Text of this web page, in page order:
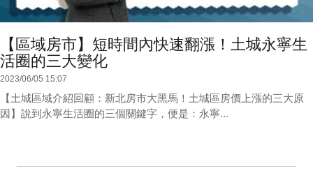
【區域房市】短時間內快速翻漲！土城永寧生
活圈的三大變化
2023/06/05 15:07
【土城區域介紹回顧：新北房市大黑馬！土城區房價上漲的三大原
因】說到永寧生活圈的三個關鍵字，便是：永寧...